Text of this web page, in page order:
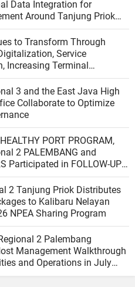
Data Integration for
Around Tanjung Priok
to Transform Through
Service
Increasing Terminal
Integrating the Logistics
3 and the East Java High
Collaborate to Optimize
PORT PROGRAM,
2 PALEMBANG and
Participated in FOLLOW-UP
the PBUS VERIFICATION
Ministry of Health
2 Tanjung Priok Distributes
to Kalibaru Nelayan
NPEA Sharing Program
2 Palembang
Management Walkthrough
and Operations in July